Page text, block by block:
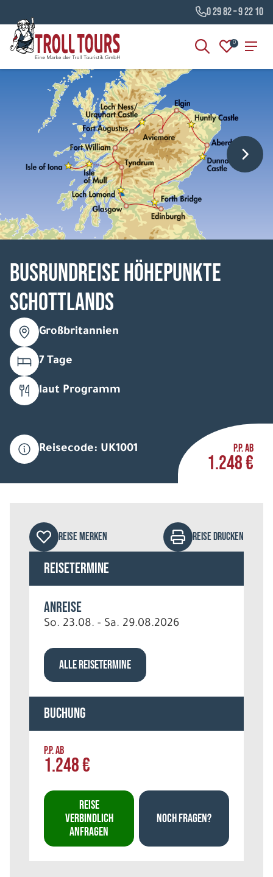
0 29 82 – 9 22 10
0
©
Busrundreise Höhepunkte
Schottlands
Großbritannien
7 Tage
laut Programm
Reisecode: UK1001 P.P. AB
1.248 €
REISE MERKEN REISE DRUCKEN
Reisetermine
Anreise
So. 23.08. - Sa. 29.08.2026
ALLE REISETERMINE
Buchung
P.P. AB
1.248 €
REISE
VERBINDLICH
ANFRAGEN
NOCH FRAGEN?